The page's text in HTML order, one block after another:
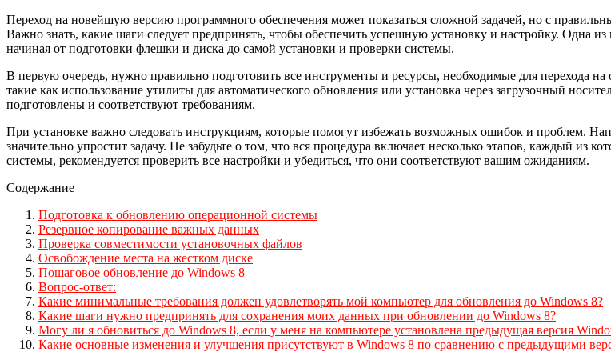
Переход на новейшую версию программного обеспечения может показаться сложной задачей, но с
Важно знать, какие шаги следует предпринять, чтобы обеспечить успешную установку и настройку. Одна
начиная от подготовки флешки и диска до самой установки и проверки системы.
В первую очередь, нужно правильно подготовить все инструменты и ресурсы, необходимые для перехода
такие как использование утилиты для автоматического обновления или установка через загрузочный
подготовлены и соответствуют требованиям.
При установке важно следовать инструкциям, которые помогут избежать возможных ошибок и проблем.
значительно упростит задачу. Не забудьте о том, что вся процедура включает несколько этапов, каждый из
системы, рекомендуется проверить все настройки и убедиться, что они соответствуют вашим ожиданиям.
Содержание
Подготовка к обновлению операционной системы
Резервное копирование важных данных
Проверка совместимости установочных файлов
Освобождение места на жестком диске
Пошаговое обновление до Windows 8
Вопрос-ответ:
Какие минимальные требования должен удовлетворять мой компьютер для обновления до Windows 8?
Какие шаги нужно предпринять для сохранения моих данных при обновлении до Windows 8?
Могу ли я обновиться до Windows 8, если у меня на компьютере установлена предыдущая версия
Какие основные изменения и улучшения присутствуют в Windows 8 по сравнению с предыдущими